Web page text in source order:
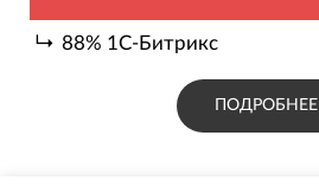
88% 1С-Битрикс
ПОДРОБНЕЕ